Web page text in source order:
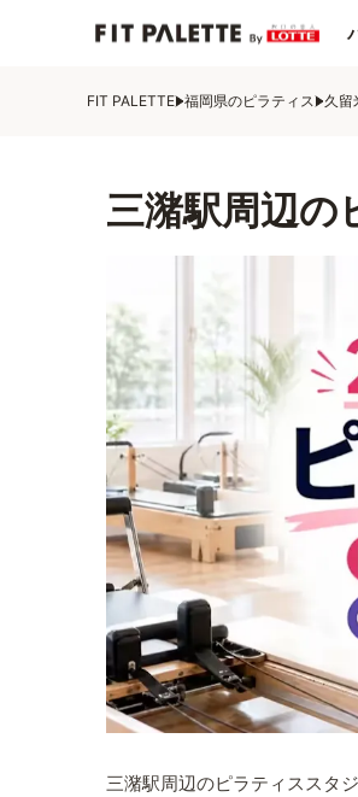
FIT PALETTE 福岡県のピラティス 久留
三潴駅周辺の
三潴駅周辺のピラティススタ